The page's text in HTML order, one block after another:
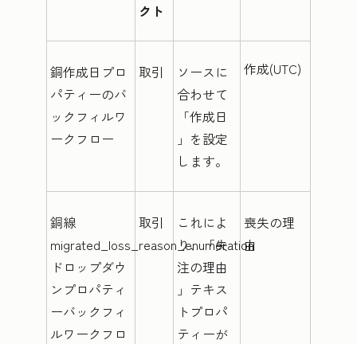
クト
銅作成日プロ
パティーのバ
ックフィルワ
ークフロー
取引
ソースに
合わせて
「作成日
」を設定
します。
作成(UTC)
銅線
migrated_loss_reason_enumeration
ドロップダウ
ンプロパティ
ーバックフィ
ルワークフロ
取引
これによ
り、「失
注の理由
」テキス
トプロパ
ティーが
喪失の理
由